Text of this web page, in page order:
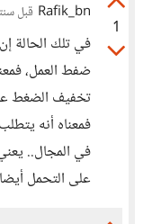
1
Rafik_bn قبل
في تلك الحالة
ضفط العمل،
تخفيف الضغط
فمعناه أنه
في المجال..
على التحمل أيضا